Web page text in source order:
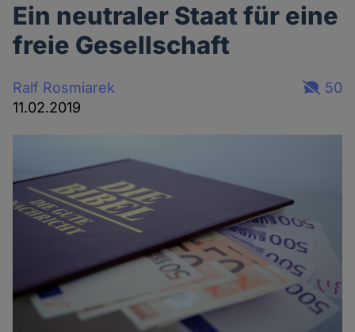
Ein neutraler Staat für eine
freie Gesellschaft
Ralf Rosmiarek
11.02.2019
50